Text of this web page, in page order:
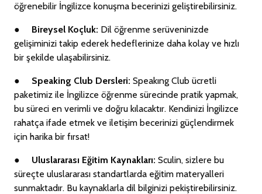
öğrenebilir İngilizce konuşma becerinizi geliştirebilirsiniz.
● Bireysel Koçluk: Dil öğrenme serüveninizde
gelişiminizi takip ederek hedeflerinize daha kolay ve hızlı
bir şekilde ulaşabilirsiniz.
● Speaking Club Dersleri: Speakıng Club ücretli
paketimiz ile İngilizce öğrenme sürecinde pratik yapmak,
bu süreci en verimli ve doğru kılacaktır. Kendinizi İngilizce
rahatça ifade etmek ve iletişim becerinizi güçlendirmek
için harika bir fırsat!
● Uluslararası Eğitim Kaynakları: Sculin, sizlere bu
süreçte uluslararası standartlarda eğitim materyalleri
sunmaktadır. Bu kaynaklarla dil bilginizi pekiştirebilirsiniz.